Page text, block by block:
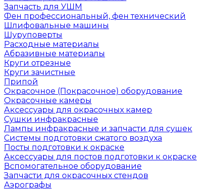
Запчасть для УШМ
Фен профессиональный, фен технический
Шлифовальные машины
Шуруповерты
Расходные материалы
Абразивные материалы
Круги отрезные
Круги зачистные
Припой
Окрасочное (Покрасочное) оборудование
Окрасочные камеры
Аксессуары для окрасочных камер
Сушки инфракрасные
Лампы инфракрасные и запчасти для сушек
Системы подготовки сжатого воздуха
Посты подготовки к окраске
Аксессуары для постов подготовки к окраске
Вспомогательное оборудование
Запчасти для окрасочных стендов
Аэрографы